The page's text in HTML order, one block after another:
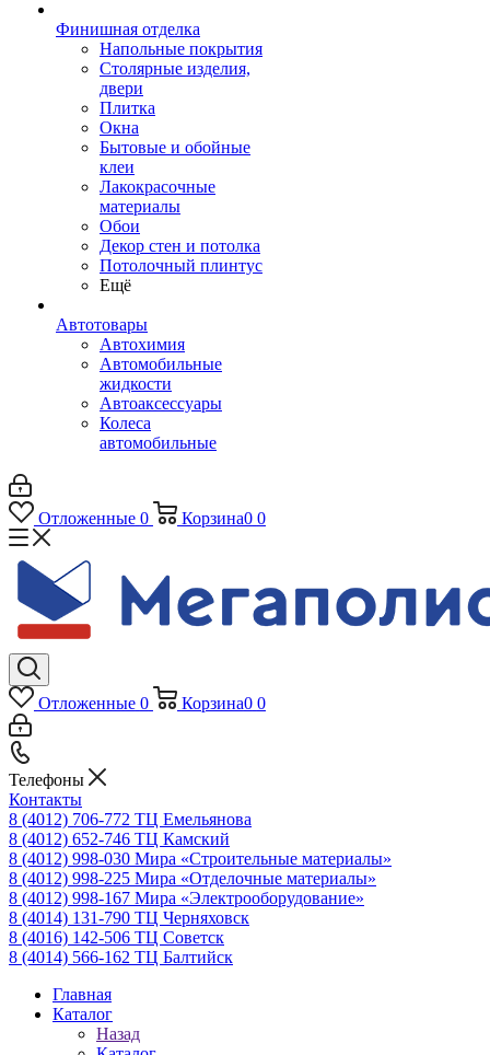
Финишная отделка
Напольные покрытия
Столярные изделия,
двери
Плитка
Окна
Бытовые и обойные
клеи
Лакокрасочные
материалы
Обои
Декор стен и потолка
Потолочный плинтус
Ещё
Автотовары
Автохимия
Автомобильные
жидкости
Автоаксессуары
Колеса
автомобильные
Отложенные 0 Корзина0 0
Отложенные 0 Корзина0 0
Телефоны
Контакты
8 (4012) 706-772 ТЦ Емельянова
8 (4012) 652-746 ТЦ Камский
8 (4012) 998-030 Мира «Строительные материалы»
8 (4012) 998-225 Мира «Отделочные материалы»
8 (4012) 998-167 Мира «Электрооборудование»
8 (4014) 131-790 ТЦ Черняховск
8 (4016) 142-506 ТЦ Советск
8 (4014) 566-162 ТЦ Балтийск
Главная
Каталог
Назад